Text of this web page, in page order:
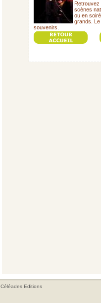
Retrouvez
scènes
ou en
grands.
souvenirs.
Céléades Editions